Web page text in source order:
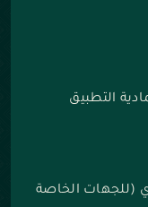
التطبيق
(للجهات الخاصة